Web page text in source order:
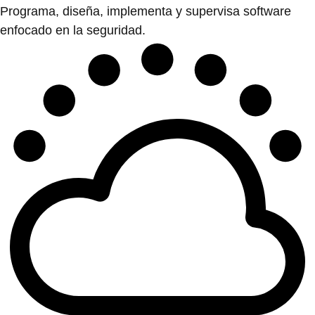
Programa, diseña, implementa y supervisa software
enfocado en la seguridad.